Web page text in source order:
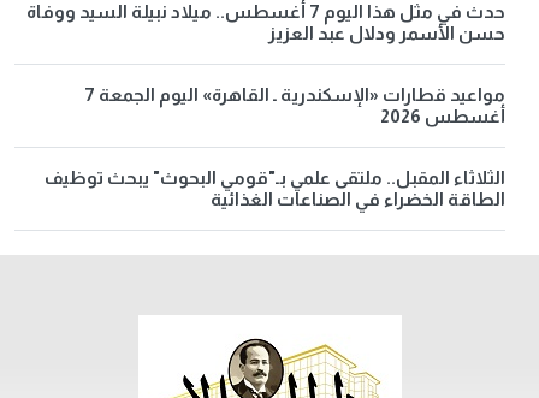
حدث في مثل هذا اليوم 7 أغسطس.. ميلاد نبيلة السيد ووفاة
حسن الأسمر ودلال عبد العزيز
مواعيد قطارات «الإسكندرية ـ القاهرة» اليوم الجمعة 7
أغسطس 2026
الثلاثاء المقبل.. ملتقى علمي بـ"قومي البحوث" يبحث توظيف
الطاقة الخضراء في الصناعات الغذائية